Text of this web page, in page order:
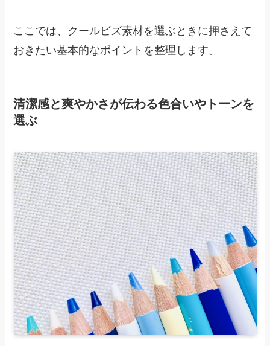
ここでは、クールビズ素材を選ぶときに押さえて
おきたい基本的なポイントを整理します。
清潔感と爽やかさが伝わる色合いやトーンを
選ぶ